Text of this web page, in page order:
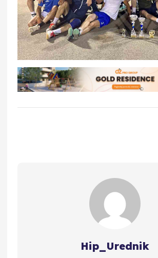
Hip_Urednik